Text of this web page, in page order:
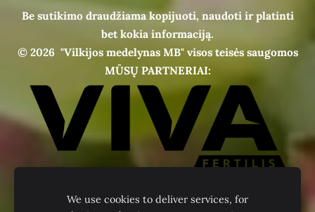
Be sutikimo draudžiama kopijuoti, naudoti ir platinti
bet kokia informaciją.
© 2026 "Vilkijos medelynas MB" visos teisės saugomos
MŪSŲ PARTNERIAI:
We use cookies to deliver services, for